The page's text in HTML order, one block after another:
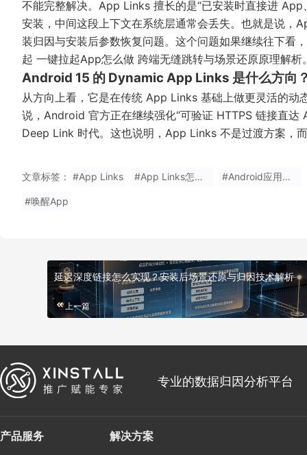
不能完整解决。App Links 擅长的是“已安装时直接进
安装，中间这段上下文在系统层通常会丢失。也就是说，
装归因与安装后参数恢复问题。这个问题如果继续往下看
起 一键拉起App怎么做 跨端无缝跳转与场景还原原理解析
Android 15 的 Dynamic App Links 是什么方向
从方向上看，它是在传统 App Links 基础上做更灵活的动
说，Android 官方正在继续强化“可验证 HTTPS 链接直
Deep Link 时代。这也说明，App Links 不是过渡方案，
文章标签： #App Links #App Links怎么配置 #Android应用链接
#唤醒App
延迟深度链接怎么实现？安装后场景还原与归因技术解析
上一篇
专业的数据归因分析平台
产品服务 解决方案